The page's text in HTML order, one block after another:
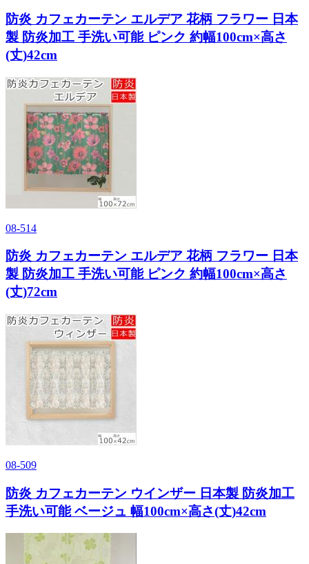
防炎 カフェカーテン エルデア 花柄 フラワー 日本
製 防炎加工 手洗い可能 ピンク 約幅100cm×高さ
(丈)42cm
08-514
防炎 カフェカーテン エルデア 花柄 フラワー 日本
製 防炎加工 手洗い可能 ピンク 約幅100cm×高さ
(丈)72cm
08-509
防炎 カフェカーテン ウインザー 日本製 防炎加工
手洗い可能 ベージュ 幅100cm×高さ(丈)42cm